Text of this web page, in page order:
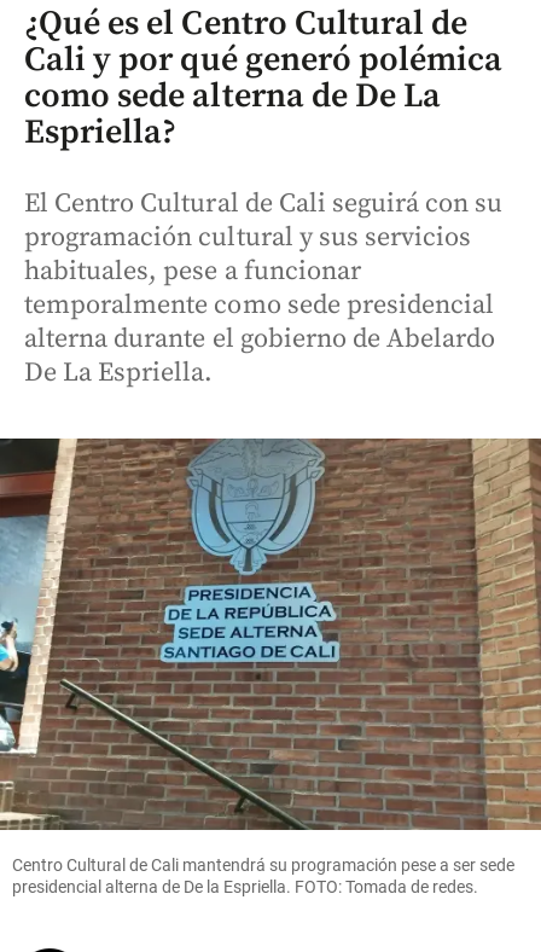
¿Qué es el Centro Cultural de
Cali y por qué generó polémica
como sede alterna de De La
Espriella?
El Centro Cultural de Cali seguirá con su
programación cultural y sus servicios
habituales, pese a funcionar
temporalmente como sede presidencial
alterna durante el gobierno de Abelardo
De La Espriella.
Centro Cultural de Cali mantendrá su programación pese a ser sede
presidencial alterna de De la Espriella. FOTO: Tomada de redes.